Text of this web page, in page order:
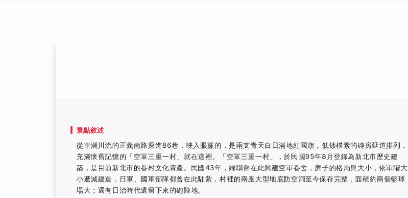
景點敘述
從車潮川流的正義南路探進86巷，映入眼簾的，是兩支青天白日滿地紅國旗，低矮樸素的磚房延道排列，
充滿懷舊記憶的「空軍三重一村」就在這裡。「空軍三重一村」，於民國95年8月登錄為新北市歷史建
築，是目前新北市的眷村文化資產。民國43年，婦聯會在此興建空軍眷舍，房子的格局與大小，依軍階大
小遞減建造，日軍、國軍部隊都曾在此駐紮，村裡的兩座大型地底防空洞至今保存完整，面積約兩個籃球
場大；還有日治時代遺留下來的砲陣地。